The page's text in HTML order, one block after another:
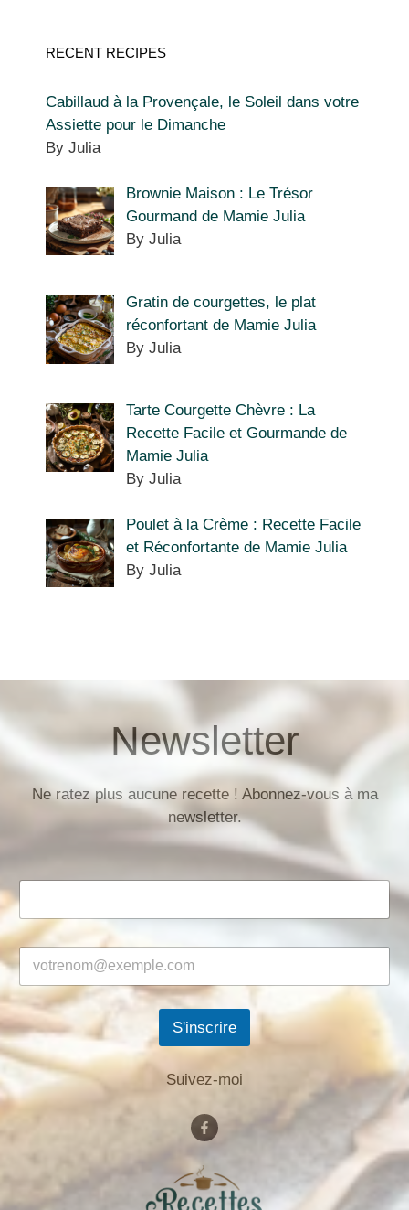
RECENT RECIPES
Cabillaud à la Provençale, le Soleil dans votre
Assiette pour le Dimanche
By Julia
Brownie Maison : Le Trésor
Gourmand de Mamie Julia
By Julia
Gratin de courgettes, le plat
réconfortant de Mamie Julia
By Julia
Tarte Courgette Chèvre : La
Recette Facile et Gourmande de
Mamie Julia
By Julia
Poulet à la Crème : Recette Facile
et Réconfortante de Mamie Julia
By Julia
Newsletter
Ne ratez plus aucune recette ! Abonnez-vous à ma
newsletter.
S'inscrire
Suivez-moi